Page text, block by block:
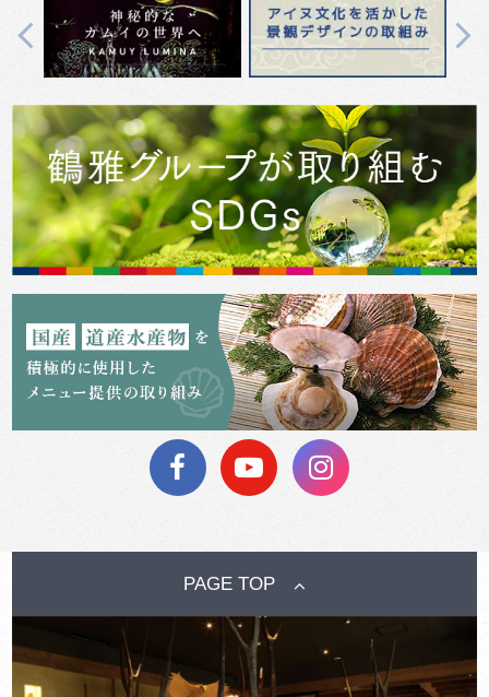
Previous Next
PAGE TOP